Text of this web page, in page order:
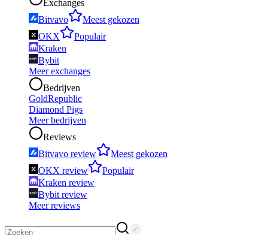
Exchanges
Bitvavo
Meest gekozen
OKX
Populair
Kraken
Bybit
Meer exchanges
Bedrijven
GoldRepublic
Diamond Pigs
Meer bedrijven
Reviews
Bitvavo review
Meest gekozen
OKX review
Populair
Kraken review
Bybit review
Meer reviews